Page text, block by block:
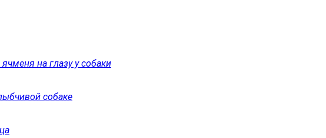
на глазу у собаки
собаке